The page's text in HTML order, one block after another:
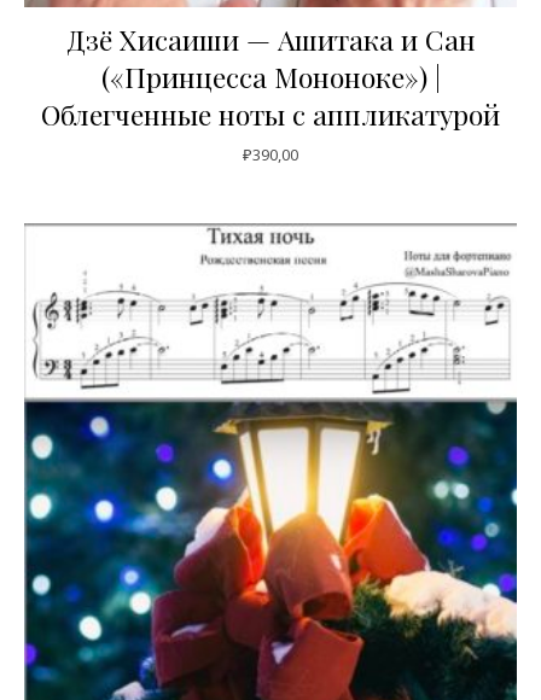
Дзё Хисаиши — Ашитака и Сан
(«Принцесса Мононоке») |
Облегченные ноты с аппликатурой
₽390,00